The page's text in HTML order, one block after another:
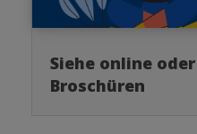
Siehe online
Broschüren